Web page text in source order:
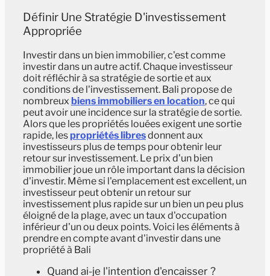
Définir Une Stratégie D'investissement
Appropriée
Investir dans un bien immobilier, c'est comme
investir dans un autre actif. Chaque investisseur
doit réfléchir à sa stratégie de sortie et aux
conditions de l'investissement. Bali propose de
nombreux biens immobiliers en location, ce qui
peut avoir une incidence sur la stratégie de sortie.
Alors que les propriétés louées exigent une sortie
rapide, les propriétés libresdonnent aux
investisseurs plus de temps pour obtenir leur
retour sur investissement. Le prix d'un bien
immobilier joue un rôle important dans la décision
d'investir. Même si l'emplacement est excellent, un
investisseur peut obtenir un retour sur
investissement plus rapide sur un bien un peu plus
éloigné de la plage, avec un taux d'occupation
inférieur d'un ou deux points. Voici les éléments à
prendre en compte avant d'investir dans une
propriété à Bali
Quand ai-je l'intention d'encaisser ?